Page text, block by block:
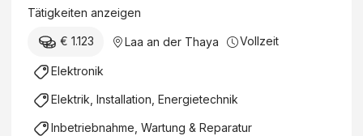
Tätigkeiten anzeigen
€ 1.123 Laa an der Thaya Vollzeit
Elektronik
Elektrik, Installation, Energietechnik
Inbetriebnahme, Wartung & Reparatur